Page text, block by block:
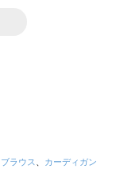
ラウス
カーディガン